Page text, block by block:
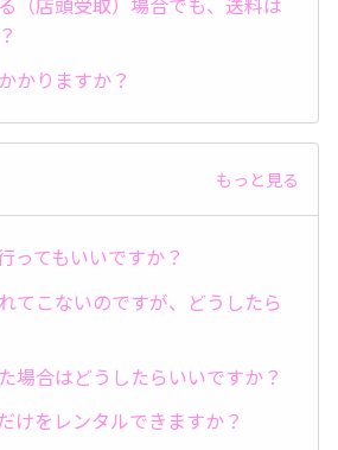
かりますか？
もっと見る
ってもいいですか？
てこないのですが、どうしたら
場合はどうしたらいいですか？
けをレンタルできますか？